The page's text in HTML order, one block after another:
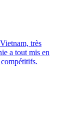
très
a tout mis en